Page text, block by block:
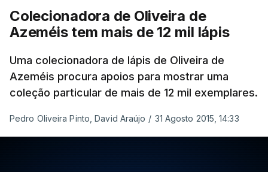
Colecionadora de Oliveira de
Azeméis tem mais de 12 mil lápis
Uma colecionadora de lápis de Oliveira de
Azeméis procura apoios para mostrar uma
coleção particular de mais de 12 mil exemplares.
Pedro Oliveira Pinto, David Araújo / 31 Agosto 2015, 14:33